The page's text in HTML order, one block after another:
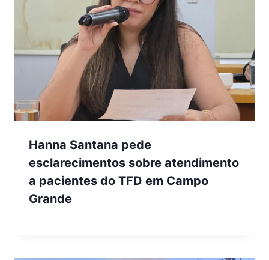
Hanna Santana pede
esclarecimentos sobre atendimento
a pacientes do TFD em Campo
Grande